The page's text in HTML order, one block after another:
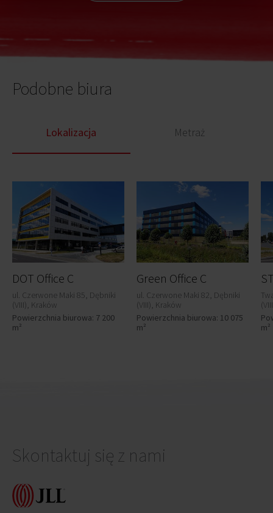
Podobne biura
Lokalizacja Metraż
DOT Office C
ul. Czerwone Maki 85, Dębniki
(VIII), Kraków
Powierzchnia biurowa: 7 200
m²
Green Office C
ul. Czerwone Maki 82, Dębniki
(VIII), Kraków
Powierzchnia biurowa: 10 075
m²
m²
Skontaktuj się z nami